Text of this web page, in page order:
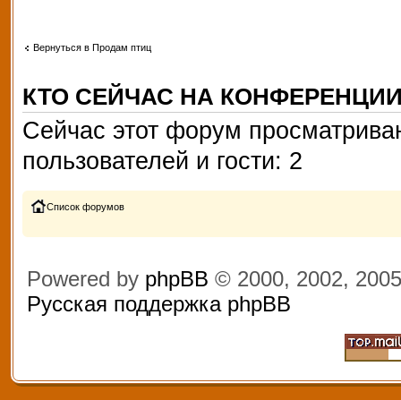
Вернуться в Продам птиц
КТО СЕЙЧАС НА
Сейчас этот форум
пользователей и гости: 2
Список форумов
Powered by phpBB © 2000, 2002,
Русская поддержка phpBB